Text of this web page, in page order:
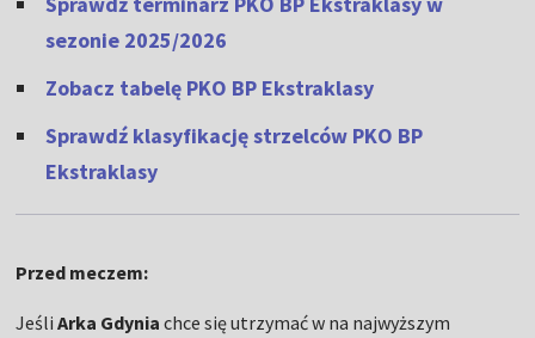
sezonie 2025/2026
Zobacz tabelę PKO BP Ekstraklasy
Sprawdź klasyfikację strzelców PKO BP
Ekstraklasy
Przed meczem:
JeśliArka Gdynia chce się utrzymać w na najwyższym